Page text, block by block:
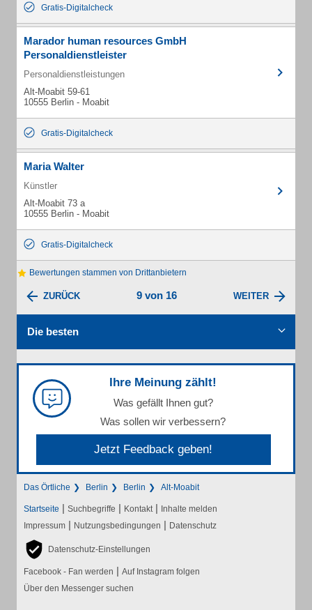
Gratis-Digitalcheck
Marador human resources GmbH
Personaldienstleister
Personaldienstleistungen
Alt-Moabit 59-61
10555 Berlin - Moabit
Gratis-Digitalcheck
Maria Walter
Künstler
Alt-Moabit 73 a
10555 Berlin - Moabit
Gratis-Digitalcheck
Bewertungen stammen von Drittanbietern
ZURÜCK 9 von 16 WEITER
Die besten
Ihre Meinung zählt!
Was gefällt Ihnen gut?
Was sollen wir verbessern?
Jetzt Feedback geben!
Das Örtliche Berlin Berlin Alt-Moabit
Startseite | Suchbegriffe | Kontakt | Inhalte melden
Impressum | Nutzungsbedingungen | Datenschutz
Datenschutz-Einstellungen
Facebook - Fan werden | Auf Instagram folgen
Über den Messenger suchen